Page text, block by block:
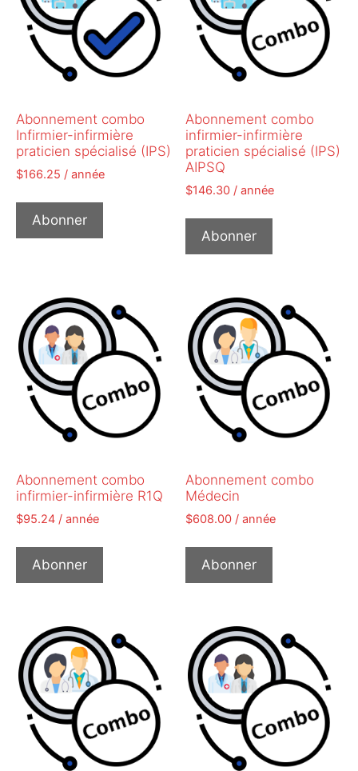
Abonnement combo
Infirmier-infirmière
praticien spécialisé (IPS)
$166.25 / année
Abonner
Abonnement combo
infirmier-infirmière
praticien spécialisé (IPS)
AIPSQ
$146.30 / année
Abonner
Abonnement combo
infirmier-infirmière R1Q
$95.24 / année
Abonner
Abonnement combo
Médecin
$608.00 / année
Abonner